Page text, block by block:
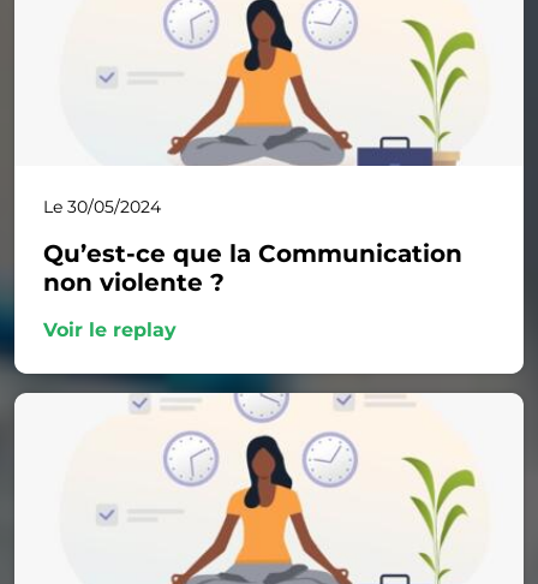
Le 30/05/2024
Qu’est-ce que la Communication
non violente ?
Voir le replay